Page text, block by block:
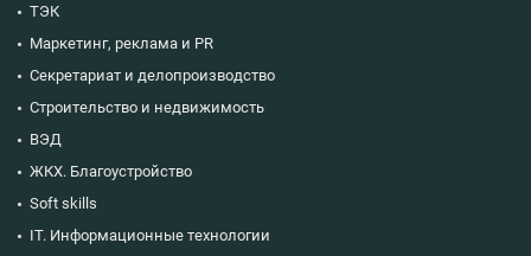
ТЭК
Маркетинг, реклама и PR
Секретариат и делопроизводство
Строительство и недвижимость
ВЭД
ЖКХ. Благоустройство
Soft skills
IT. Информационные технологии